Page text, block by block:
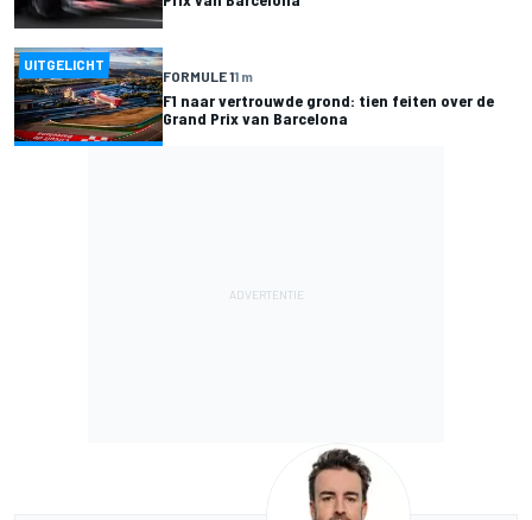
UITGELICHT
FORMULE 11 m
F1 naar vertrouwde grond: tien feiten over de
Grand Prix van Barcelona